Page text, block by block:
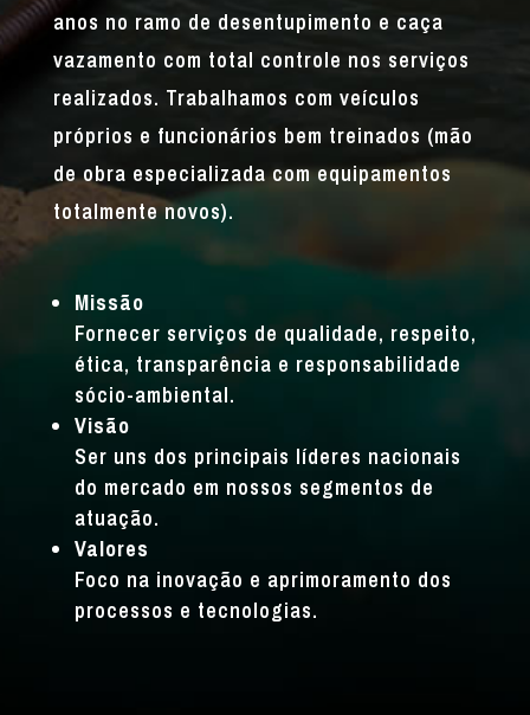
anos no ramo de desentupimento e caça
vazamento com total controle nos serviços
realizados. Trabalhamos com veículos
próprios e funcionários bem treinados (mão
de obra especializada com equipamentos
totalmente novos).
Missão
Fornecer serviços de qualidade, respeito,
ética, transparência e responsabilidade
sócio-ambiental.
Visão
Ser uns dos principais líderes nacionais
do mercado em nossos segmentos de
atuação.
Valores
Foco na inovação e aprimoramento dos
processos e tecnologias.